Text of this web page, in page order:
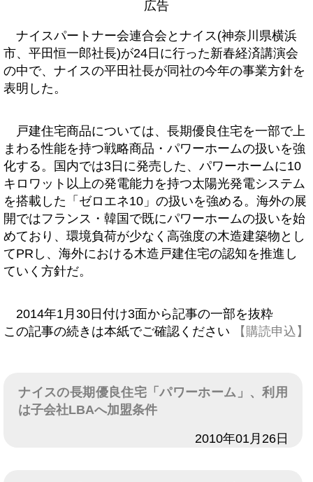
広告
ナイスパートナー会連合会とナイス(神奈川県横浜
市、平田恒一郎社長)が24日に行った新春経済講演会
の中で、ナイスの平田社長が同社の今年の事業方針を
表明した。
戸建住宅商品については、長期優良住宅を一部で上
まわる性能を持つ戦略商品・パワーホームの扱いを強
化する。国内では3日に発売した、パワーホームに10
キロワット以上の発電能力を持つ太陽光発電システム
を搭載した「ゼロエネ10」の扱いを強める。海外の展
開ではフランス・韓国で既にパワーホームの扱いを始
めており、環境負荷が少なく高強度の木造建築物とし
てPRし、海外における木造戸建住宅の認知を推進し
ていく方針だ。
2014年1月30日付け3面から記事の一部を抜粋
この記事の続きは本紙でご確認ください
【購読申込】
ナイスの長期優良住宅「パワーホーム」、利用
は子会社LBAへ加盟条件
2010年01月26日